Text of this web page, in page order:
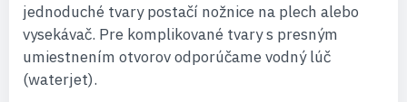
jednoduché tvary postačí nožnice na plech alebo
vysekávač. Pre komplikované tvary s presným
umiestnením otvorov odporúčame vodný lúč
(waterjet).